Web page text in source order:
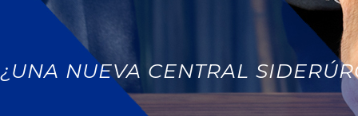
¿UNA NUEVA CENTRAL